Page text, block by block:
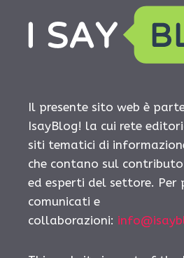
Il presente sito web è
IsayBlog! la cui rete
siti tematici di
che contano sul
ed esperti del settore. Per
comunicati e
collaborazioni: